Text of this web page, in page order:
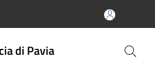
di Pavia